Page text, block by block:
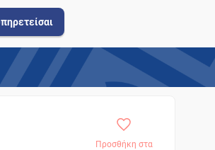
Προσθήκη στα